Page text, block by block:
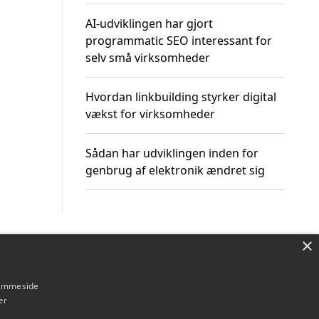
AI-udviklingen har gjort
programmatic SEO interessant for
selv små virksomheder
Hvordan linkbuilding styrker digital
vækst for virksomheder
Sådan har udviklingen inden for
genbrug af elektronik ændret sig
×